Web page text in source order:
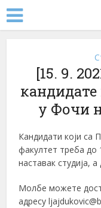
[15. 9.
у Фочи
Кандидати који са
факултет треба до
наставак студија,
Молбе можете
адресу